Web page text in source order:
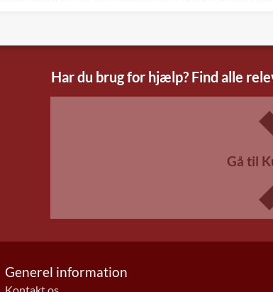
Har du brug for hjælp? Find alle
Gå til
Generel information